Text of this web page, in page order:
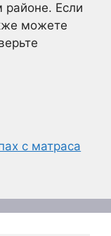
Если
можете
с матраса